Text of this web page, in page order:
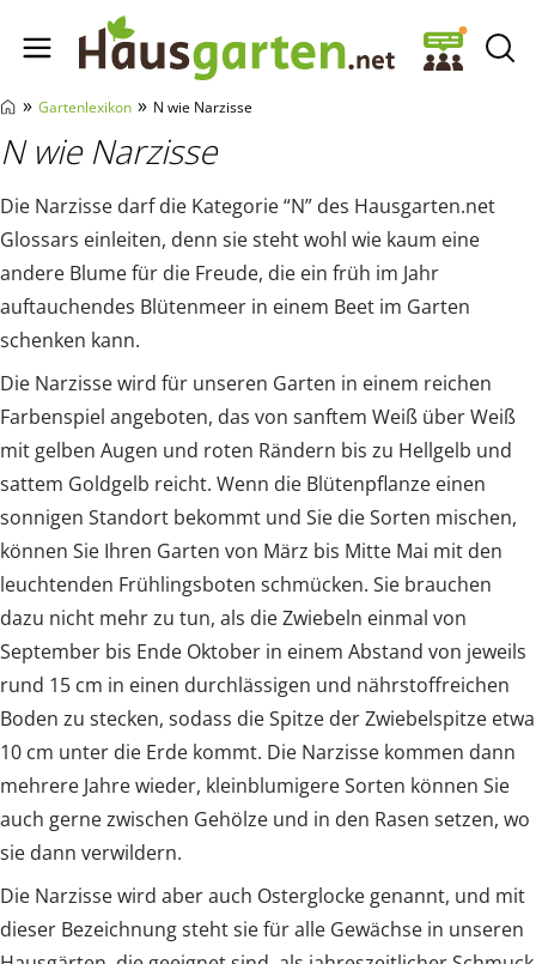
Hausgarten.net
» Gartenlexikon » N wie Narzisse
N wie Narzisse
Die Narzisse darf die Kategorie “N” des Hausgarten.net
Glossars einleiten, denn sie steht wohl wie kaum eine
andere Blume für die Freude, die ein früh im Jahr
auftauchendes Blütenmeer in einem Beet im Garten
schenken kann.
Die Narzisse wird für unseren Garten in einem reichen
Farbenspiel angeboten, das von sanftem Weiß über Weiß
mit gelben Augen und roten Rändern bis zu Hellgelb und
sattem Goldgelb reicht. Wenn die Blütenpflanze einen
sonnigen Standort bekommt und Sie die Sorten mischen,
können Sie Ihren Garten von März bis Mitte Mai mit den
leuchtenden Frühlingsboten schmücken. Sie brauchen
dazu nicht mehr zu tun, als die Zwiebeln einmal von
September bis Ende Oktober in einem Abstand von jeweils
rund 15 cm in einen durchlässigen und nährstoffreichen
Boden zu stecken, sodass die Spitze der Zwiebelspitze etwa
10 cm unter die Erde kommt. Die Narzisse kommen dann
mehrere Jahre wieder, kleinblumigere Sorten können Sie
auch gerne zwischen Gehölze und in den Rasen setzen, wo
sie dann verwildern.
Die Narzisse wird aber auch Osterglocke genannt, und mit
dieser Bezeichnung steht sie für alle Gewächse in unseren